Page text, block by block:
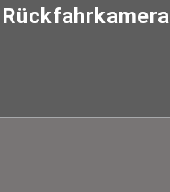
Rückfahrkamera